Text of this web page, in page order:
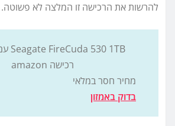
להרשות את הרכישה זו המלצה לא פשוטה.
Seagate FireCuda 530 1TB עם גוף קירור
רכישה amazon
מחיר חסר במלאי
בדוק באמזון